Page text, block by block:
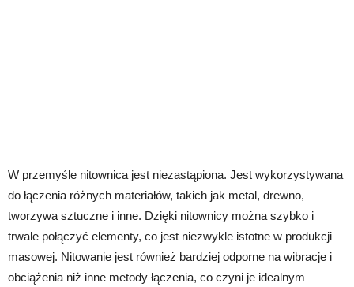
W przemyśle nitownica jest niezastąpiona. Jest wykorzystywana
do łączenia różnych materiałów, takich jak metal, drewno,
tworzywa sztuczne i inne. Dzięki nitownicy można szybko i
trwale połączyć elementy, co jest niezwykle istotne w produkcji
masowej. Nitowanie jest również bardziej odporne na wibracje i
obciążenia niż inne metody łączenia, co czyni je idealnym